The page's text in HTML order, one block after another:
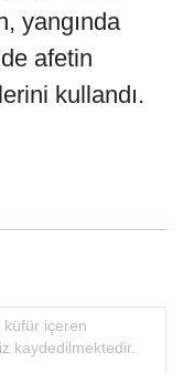
yangında
afetin
kullandı.